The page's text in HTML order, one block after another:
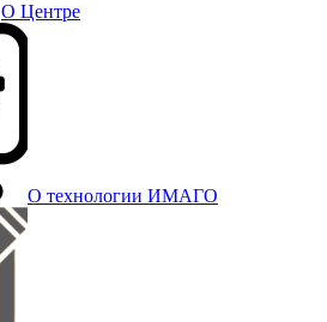
О Центре
О технологии ИМАГО